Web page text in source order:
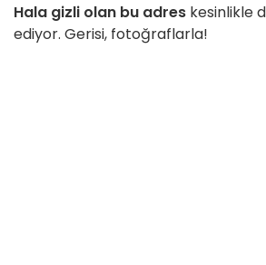
Hala gizli olan bu adres kesinlikle
ediyor. Gerisi, fotoğraflarla!